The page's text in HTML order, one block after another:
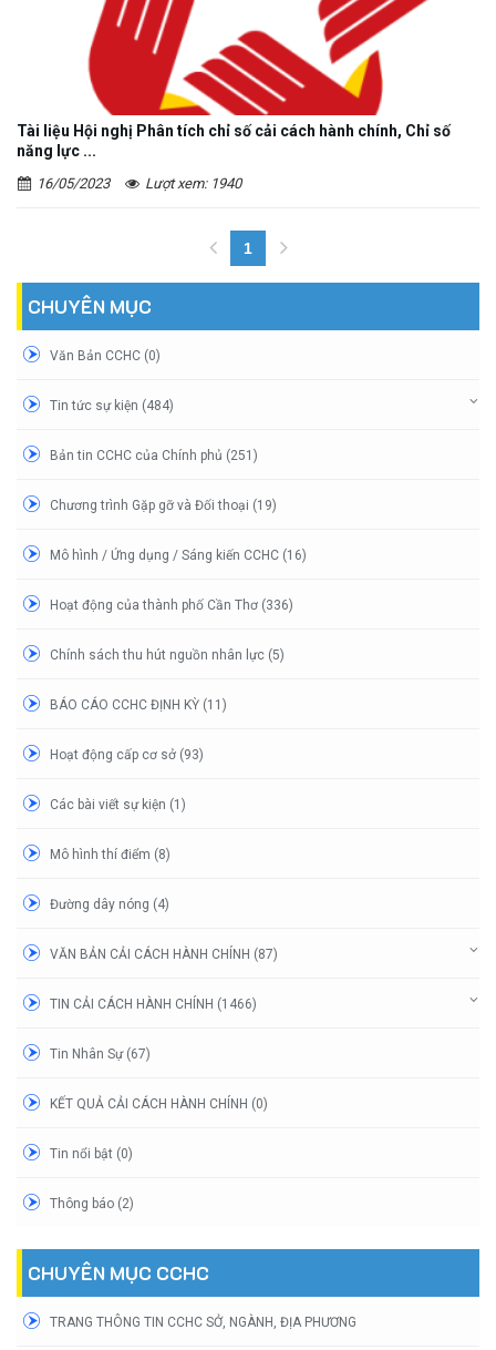
Tài liệu Hội nghị Phân tích chỉ số cải cách hành chính, Chỉ số
năng lực ...
16/05/2023 Lượt xem: 1940
1(current)
CHUYÊN MỤC
Văn Bản CCHC (0)
Tin tức sự kiện (484)
Bản tin CCHC của Chính phủ (251)
Chương trình Gặp gỡ và Đối thoại (19)
Mô hình / Ứng dụng / Sáng kiến CCHC (16)
Hoạt động của thành phố Cần Thơ (336)
Chính sách thu hút nguồn nhân lực (5)
BÁO CÁO CCHC ĐỊNH KỲ (11)
Hoạt động cấp cơ sở (93)
Các bài viết sự kiện (1)
Mô hình thí điểm (8)
Đường dây nóng (4)
VĂN BẢN CẢI CÁCH HÀNH CHÍNH (87)
TIN CẢI CÁCH HÀNH CHÍNH (1466)
Tin Nhân Sự (67)
KẾT QUẢ CẢI CÁCH HÀNH CHÍNH (0)
Tin nổi bật (0)
Thông báo (2)
CHUYÊN MỤC CCHC
TRANG THÔNG TIN CCHC SỞ, NGÀNH, ĐỊA PHƯƠNG